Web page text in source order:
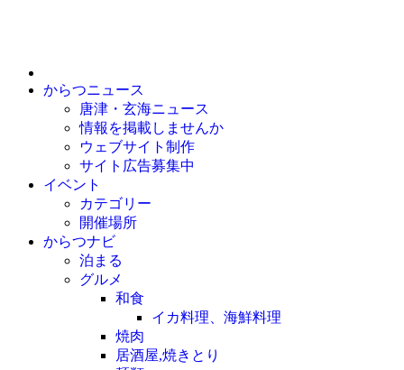
からつニュース
唐津・玄海ニュース
情報を掲載しませんか
ウェブサイト制作
サイト広告募集中
イベント
カテゴリー
開催場所
からつナビ
泊まる
グルメ
和食
イカ料理、海鮮料理
焼肉
居酒屋,焼きとり